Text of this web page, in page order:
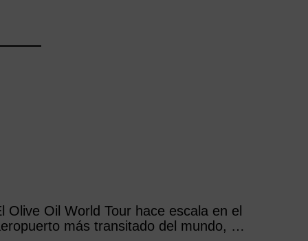
Olive Oil World Tour hace escala en el
más transitado del mundo, el